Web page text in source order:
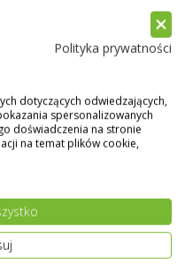
SKU: 5907716416246-1
559,00 zł 669,50 zł
EKO-LOWICYN SZARY
GRAFITOWY 10L
Polityka prywatności
dotyczących odwiedzających,
spersonalizowanych
doświadczenia na stronie
na temat plików cookie,